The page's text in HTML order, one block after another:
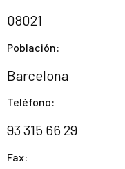
08021
Población:
Barcelona
Teléfono:
93 315 66 29
Fax: